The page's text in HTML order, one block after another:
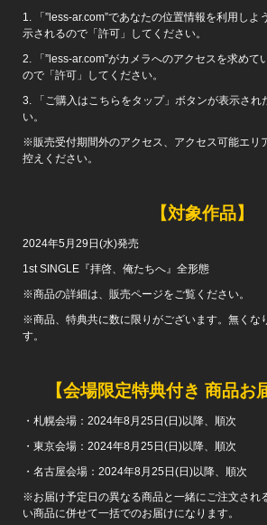
1. 「”less-ar.com”であなたの位置情報を利用しよ
示されるので「許可」してください。
2. 「”less-ar.com”がカメラへのアクセスを求めて
ので「許可」してください。
3. 「ご購入はこちらをタップ」ボタンが表示され
い。
※販売受付期間外のアクセス、アクセス可能エリ
控えください。
【対象作品】
2024年5月29日(水)発売
1st SINGLE『拝啓、俺たちへ』全形態
※商品の詳細は、販売ページをご覧ください。
※商品、特典共に数に限りがございます。無くな
す。
【会場限定特典付き 商品お
・札幌会場：2024年8月25日(日)以降、順次
・東京会場：2024年8月25日(日)以降、順次
・名古屋会場：2024年8月25日(日)以降、順次
※お届け予定日の異なる商品と一緒にご注文され
い商品に併せて一括でのお届けになります。